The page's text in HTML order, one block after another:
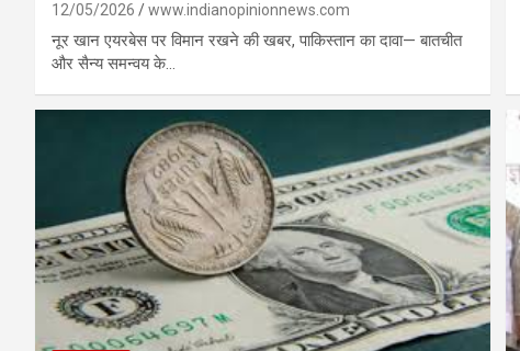
12/05/2026 www.indianopinionnews.com
नूर खान एयरबेस पर विमान रखने की खबर, पाकिस्तान का दावा— बातचीत
और सैन्य समन्वय के…